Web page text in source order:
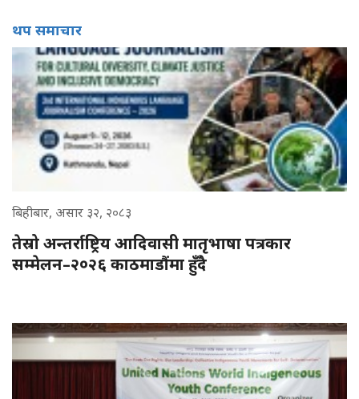
थप समाचार
बिहीबार, असार ३२, २०८३
तेस्रो अन्तर्राष्ट्रिय आदिवासी मातृभाषा पत्रकार
सम्मेलन–२०२६ काठमाडौंमा हुँदै